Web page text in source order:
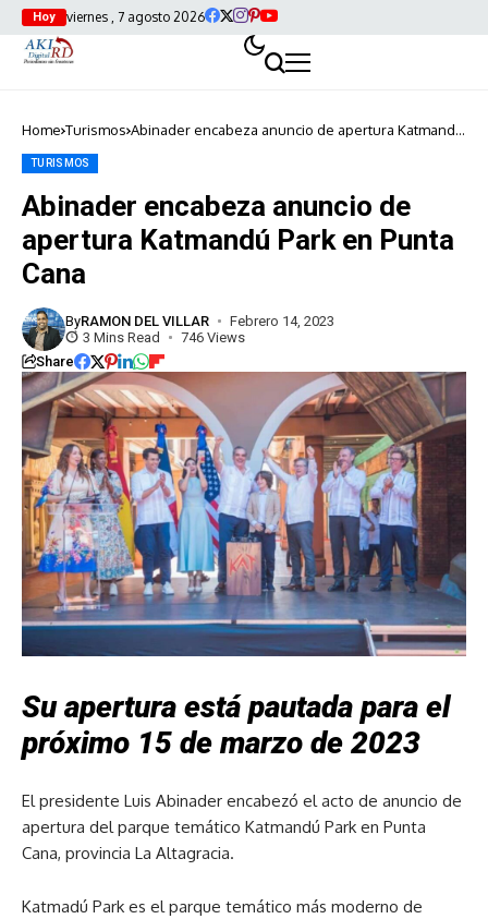
Hoy viernes , 7 agosto 2026
Home Turismos Abinader encabeza anuncio de apertura Katmandú
TURISMOS
Abinader encabeza anuncio de
apertura Katmandú Park en Punta
Cana
ByRAMON DEL VILLAR
Febrero 14, 2023
3 Mins Read
746 Views
Share
Su apertura está pautada para el
próximo 15 de marzo de 2023
El presidente Luis Abinader encabezó el acto de anuncio de
apertura del parque temático Katmandú Park en Punta
Cana, provincia La Altagracia.
Katmadú Park es el parque temático más moderno de